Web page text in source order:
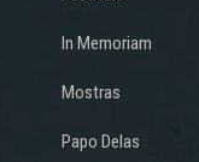
In Memoriam
Mostras
Papo Delas